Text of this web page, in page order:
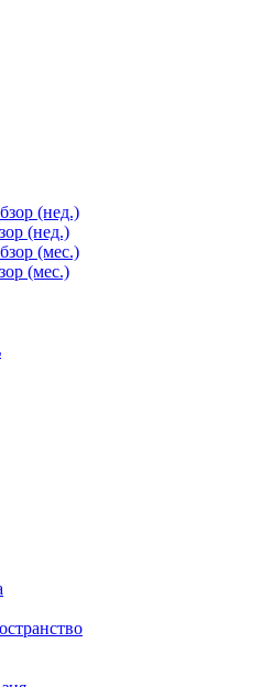
(нед.)
(нед.)
(мес.)
(мес.)